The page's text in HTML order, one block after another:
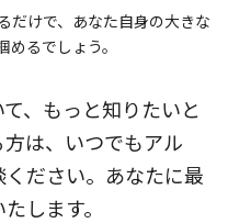
だけで、あなた自身の大きな
るでしょう。
、もっと知りたいと
は、いつでもアル
ださい。あなたに最
します。